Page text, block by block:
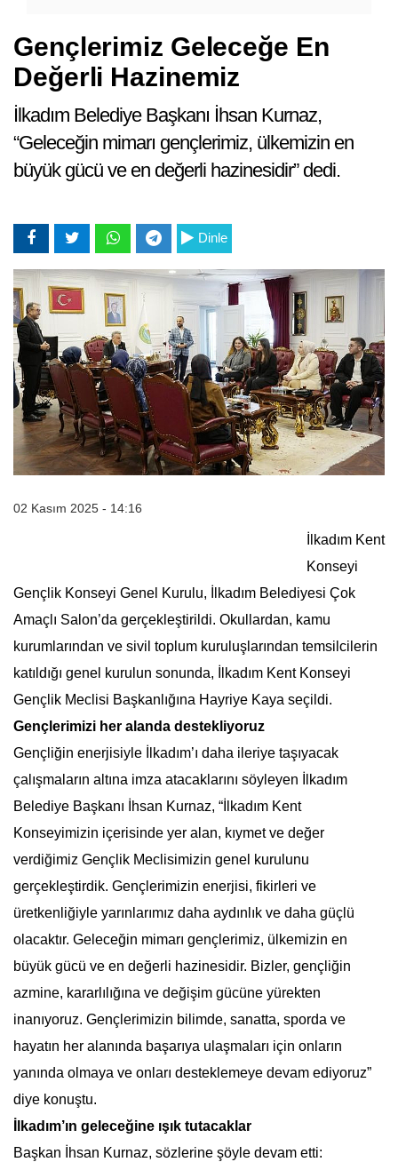
Gençlerimiz Geleceğe En
Değerli Hazinemiz
İlkadım Belediye Başkanı İhsan Kurnaz,
“Geleceğin mimarı gençlerimiz, ülkemizin en
büyük gücü ve en değerli hazinesidir” dedi.
Dinle
02 Kasım 2025 - 14:16
İlkadım Kent
Konseyi
Gençlik Konseyi Genel Kurulu, İlkadım Belediyesi Çok
Amaçlı Salon’da gerçekleştirildi. Okullardan, kamu
kurumlarından ve sivil toplum kuruluşlarından temsilcilerin
katıldığı genel kurulun sonunda, İlkadım Kent Konseyi
Gençlik Meclisi Başkanlığına Hayriye Kaya seçildi.
Gençlerimizi her alanda destekliyoruz
Gençliğin enerjisiyle İlkadım’ı daha ileriye taşıyacak
çalışmaların altına imza atacaklarını söyleyen İlkadım
Belediye Başkanı İhsan Kurnaz, “İlkadım Kent
Konseyimizin içerisinde yer alan, kıymet ve değer
verdiğimiz Gençlik Meclisimizin genel kurulunu
gerçekleştirdik. Gençlerimizin enerjisi, fikirleri ve
üretkenliğiyle yarınlarımız daha aydınlık ve daha güçlü
olacaktır. Geleceğin mimarı gençlerimiz, ülkemizin en
büyük gücü ve en değerli hazinesidir. Bizler, gençliğin
azmine, kararlılığına ve değişim gücüne yürekten
inanıyoruz. Gençlerimizin bilimde, sanatta, sporda ve
hayatın her alanında başarıya ulaşmaları için onların
yanında olmaya ve onları desteklemeye devam ediyoruz”
diye konuştu.
İlkadım’ın geleceğine ışık tutacaklar
Başkan İhsan Kurnaz, sözlerine şöyle devam etti: